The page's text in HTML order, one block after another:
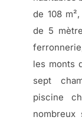
de 108
de 5
les monts
sept
piscine
nombreux